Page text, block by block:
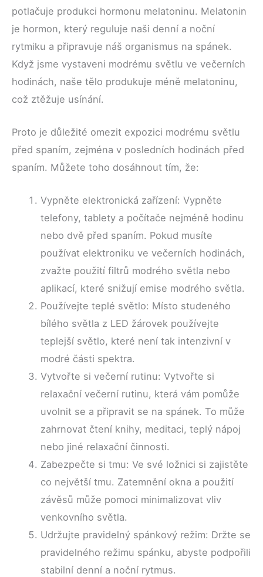
potlačuje produkci hormonu melatoninu. Melatonin
je hormon, který reguluje naši denní a noční
rytmiku a připravuje náš organismus na spánek.
Když jsme vystaveni modrému světlu ve večerních
hodinách, naše tělo produkuje méně melatoninu,
což ztěžuje usínání.
Proto je důležité omezit expozici modrému světlu
před spaním, zejména v posledních hodinách před
spaním. Můžete toho dosáhnout tím, že:
Vypněte elektronická zařízení: Vypněte
telefony, tablety a počítače nejméně hodinu
nebo dvě před spaním. Pokud musíte
používat elektroniku ve večerních hodinách,
zvažte použití filtrů modrého světla nebo
aplikací, které snižují emise modrého světla.
Používejte teplé světlo: Místo studeného
bílého světla z LED žárovek používejte
teplejší světlo, které není tak intenzivní v
modré části spektra.
Vytvořte si večerní rutinu: Vytvořte si
relaxační večerní rutinu, která vám pomůže
uvolnit se a připravit se na spánek. To může
zahrnovat čtení knihy, meditaci, teplý nápoj
nebo jiné relaxační činnosti.
Zabezpečte si tmu: Ve své ložnici si zajistěte
co největší tmu. Zatemnění okna a použití
závěsů může pomoci minimalizovat vliv
venkovního světla.
Udržujte pravidelný spánkový režim: Držte se
pravidelného režimu spánku, abyste podpořili
stabilní denní a noční rytmus.